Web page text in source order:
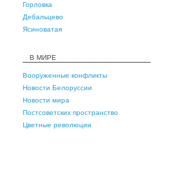
Горловка
Дебальцево
Ясиноватая
В МИРЕ
Вооруженные конфликты
Новости Белоруссии
Новости мира
Постсоветских пространство
Цветные революции